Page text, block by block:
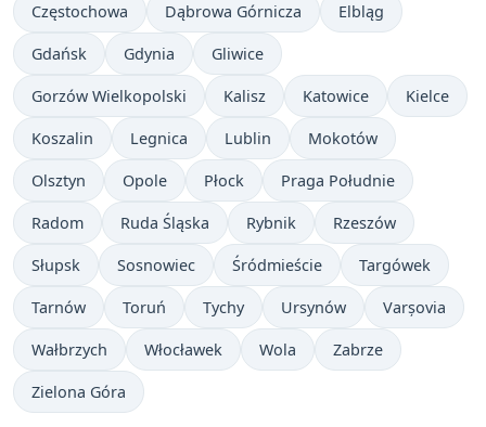
Częstochowa Dąbrowa Górnicza Elbląg
Gdańsk Gdynia Gliwice
Gorzów Wielkopolski Kalisz Katowice Kielce
Koszalin Legnica Lublin Mokotów
Olsztyn Opole Płock Praga Południe
Radom Ruda Śląska Rybnik Rzeszów
Słupsk Sosnowiec Śródmieście Targówek
Tarnów Toruń Tychy Ursynów Varșovia
Wałbrzych Włocławek Wola Zabrze
Zielona Góra